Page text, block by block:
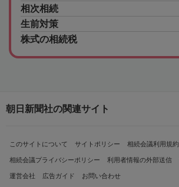
相次相続
生前対策
株式の相続税
朝日新聞社の関連サイト
このサイトについて サイトポリシー 相続会議利用規約
相続会議プライバシーポリシー 利用者情報の外部送信
運営会社 広告ガイド お問い合わせ